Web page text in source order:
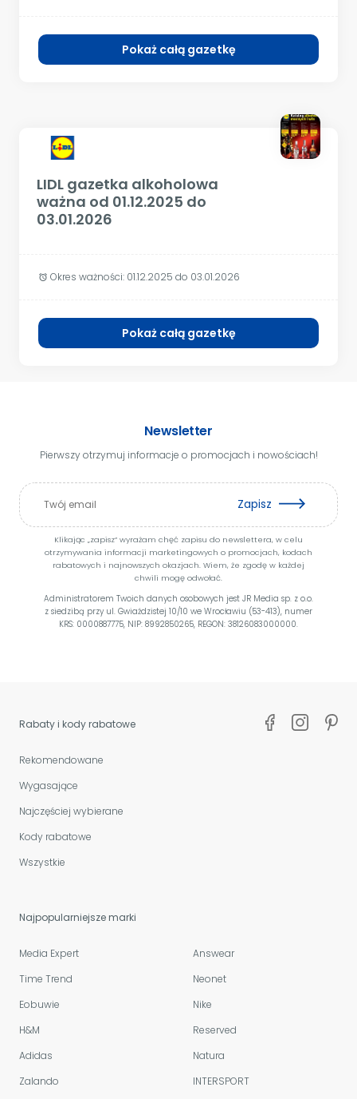
Pokaż całą gazetkę
LIDL gazetka alkoholowa
ważna od 01.12.2025 do
03.01.2026
alarm Okres ważności: 01.12.2025 do 03.01.2026
Pokaż całą gazetkę
Newsletter
Pierwszy otrzymuj informacje o promocjach i nowościach!
Zapisz
Klikając „zapisz” wyrażam chęć zapisu do newslettera, w celu
otrzymywania informacji marketingowych o promocjach, kodach
rabatowych i najnowszych okazjach. Wiem, że zgodę w każdej
chwili mogę odwołać.
Administratorem Twoich danych osobowych jest JR Media sp. z o.o.
z siedzibą przy ul. Gwiaździstej 10/10 we Wrocławiu (53-413), numer
KRS: 0000887775, NIP: 8992850265, REGON: 38126083000000.
Rabaty i kody rabatowe
Rekomendowane
Wygasające
Najczęściej wybierane
Kody rabatowe
Wszystkie
Najpopularniejsze marki
Media Expert
Time Trend
Eobuwie
H&M
Adidas
Zalando
Answear
Neonet
Nike
Reserved
Natura
INTERSPORT